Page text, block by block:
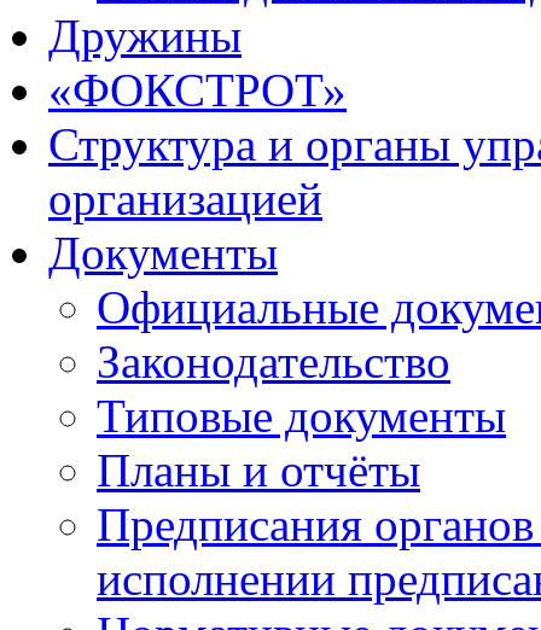
Дружины
«ФОКСТРОТ»
Структура и органы
организацией
Документы
Официальные
Законодательство
Типовые документы
Планы и отчёты
Предписания
исполнении